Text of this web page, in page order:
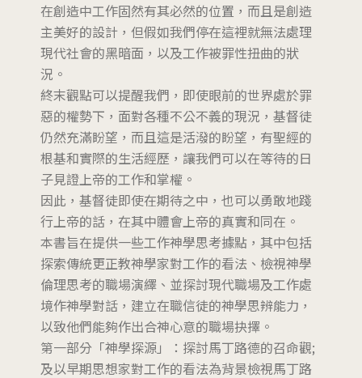
在創造中工作固然有其必然的位置，而且是創造
主美好的設計，但假如我們停在這裡就無法處理
現代社會的黑暗面，以及工作被罪性扭曲的狀
況。
終末觀點可以提醒我們，即使眼前的世界處於罪
惡的權勢下，面對各種不公不義的現況，基督徒
仍然充滿盼望，而且這是活潑的盼望，有聖經的
根基和實際的生活經歷，讓我們可以在等待的日
子見證上帝的工作和掌權。
因此，基督徒即使在期待之中，也可以勇敢地踐
行上帝的話，在其中體會上帝的真實和同在。
本書旨在提供一些工作神學思考據點，其中包括
探索傳統更正教神學家對工作的看法、檢視神學
倫理思考的職場演繹、並探討現代職場及工作處
境作神學對話，建立在職信徒的神學思辨能力，
以致他們能夠作出合神心意的職場抉擇。
第一部分「神學探源」：探討馬丁路德的召命觀;
及以早期思想家對工作的看法為背景檢視馬丁路